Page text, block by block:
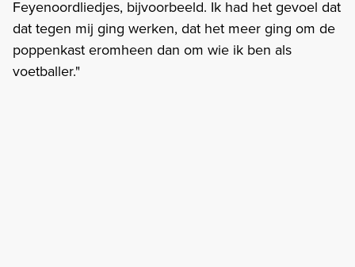
Feyenoordliedjes, bijvoorbeeld. Ik had het gevoel dat
dat tegen mij ging werken, dat het meer ging om de
poppenkast eromheen dan om wie ik ben als
voetballer."